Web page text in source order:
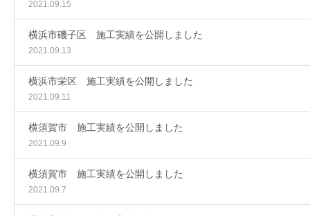
2021.09.15
横浜市磯子区 施工実績を公開しました
2021.09.13
横浜市栄区 施工実績を公開しました
2021.09.11
横須賀市 施工実績を公開しました
2021.09.9
横須賀市 施工実績を公開しました
2021.09.7